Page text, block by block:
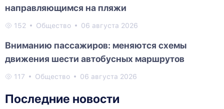
направляющимся на пляжи
152 Общество 06 августа 2026
Вниманию пассажиров: меняются схемы
движения шести автобусных маршрутов
117 Общество 06 августа 2026
Последние новости